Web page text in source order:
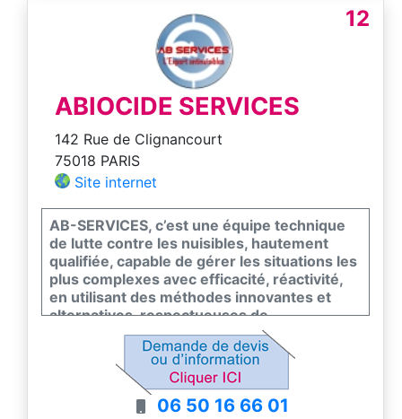
12
ABIOCIDE SERVICES
142 Rue de Clignancourt
75018 PARIS
Site internet
AB-SERVICES, c’est une équipe technique
de lutte contre les nuisibles, hautement
qualifiée, capable de gérer les situations les
plus complexes avec efficacité, réactivité,
en utilisant des méthodes innovantes et
alternatives, respectueuses de
l’environnement et sans recours
systématique aux matières actives. Nous
intervenons auprès des particuliers et des
professionnels de tous secteurs, y compris
le secteur alimentaire. Nous traitons tous
06 50 16 66 01